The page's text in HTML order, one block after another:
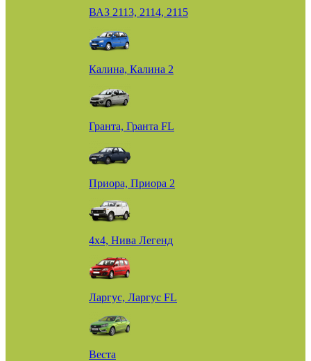
ВАЗ 2113, 2114, 2115
Калина, Калина 2
Гранта, Гранта FL
Приора, Приора 2
4х4, Нива Легенд
Ларгус, Ларгус FL
Веста